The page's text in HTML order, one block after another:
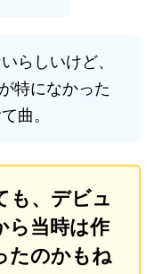
らしいけど、
特になかった
曲。
も、デビュ
ら当時は作
たのかもね